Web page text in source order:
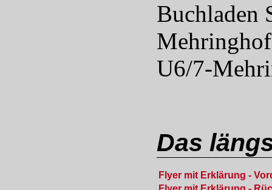
Buchladen
U6/7-
Das
Flyer mit Erklärung -